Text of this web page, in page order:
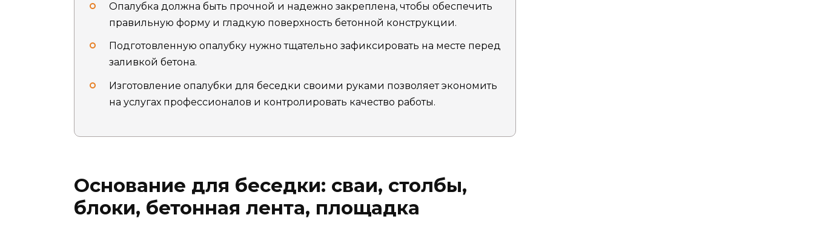
Опалубка должна быть прочной и надежно закреплена, чтобы обеспечить
правильную форму и гладкую поверхность бетонной конструкции.
Подготовленную опалубку нужно тщательно зафиксировать на месте перед
заливкой бетона.
Изготовление опалубки для беседки своими руками позволяет экономить
на услугах профессионалов и контролировать качество работы.
Основание для беседки: сваи, столбы,
блоки, бетонная лента, площадка